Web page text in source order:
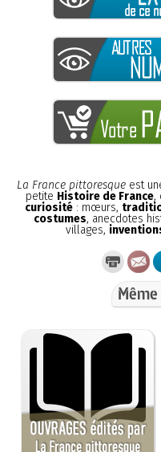
La France pittoresque est
petite Histoire de France,
curiosité : mœurs,
costumes, anecdotes
villages,